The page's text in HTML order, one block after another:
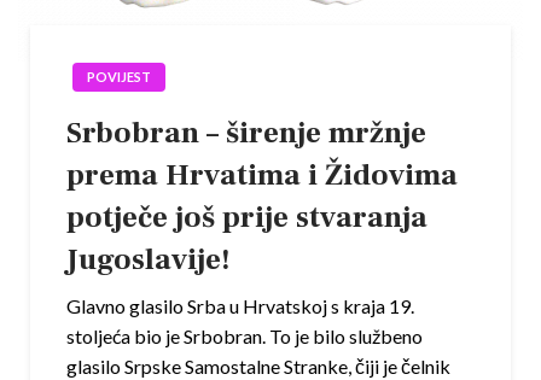
POVIJEST
Srbobran – širenje mržnje
prema Hrvatima i Židovima
potječe još prije stvaranja
Jugoslavije!
Glavno glasilo Srba u Hrvatskoj s kraja 19.
stoljeća bio je Srbobran. To je bilo službeno
glasilo Srpske Samostalne Stranke, čiji je čelnik